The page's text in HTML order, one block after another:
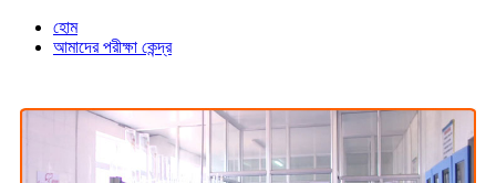
হোম
আমাদের পরীক্ষা কেন্দ্র